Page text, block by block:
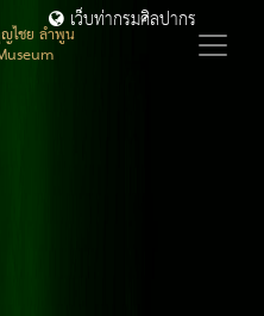
ไชย ลำพูนเว็บท่ากรมศิลปากร